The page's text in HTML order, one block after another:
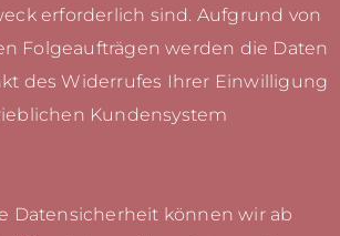
erforderlich sind. Aufgrund von
Folgeaufträgen werden die Daten
des Widerrufes Ihrer Einwilligung
Kundensystem
Datensicherheit können wir ab